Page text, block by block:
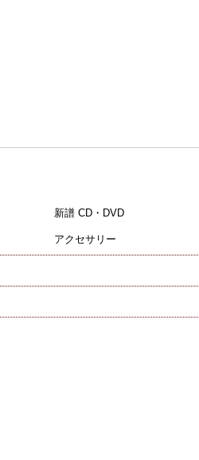
新譜 CD・DVD
アクセサリー